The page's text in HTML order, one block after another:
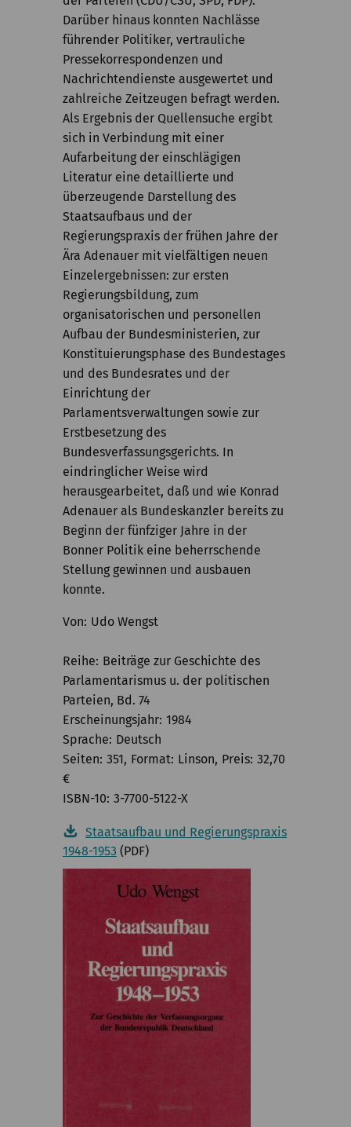
Darüber hinaus konnten Nachlässe
führender Politiker, vertrauliche
Pressekorrespondenzen und
Nachrichtendienste ausgewertet und
zahlreiche Zeitzeugen befragt werden.
Als Ergebnis der Quellensuche ergibt
sich in Verbindung mit einer
Aufarbeitung der einschlägigen
Literatur eine detaillierte und
überzeugende Darstellung des
Staatsaufbaus und der
Regierungspraxis der frühen Jahre der
Ära Adenauer mit vielfältigen neuen
Einzelergebnissen: zur ersten
Regierungsbildung, zum
organisatorischen und personellen
Aufbau der Bundesministerien, zur
Konstituierungsphase des Bundestages
und des Bundesrates und der
Einrichtung der
Parlamentsverwaltungen sowie zur
Erstbesetzung des
Bundesverfassungsgerichts. In
eindringlicher Weise wird
herausgearbeitet, daß und wie Konrad
Adenauer als Bundeskanzler bereits zu
Beginn der fünfziger Jahre in der
Bonner Politik eine beherrschende
Stellung gewinnen und ausbauen
konnte.
Von Udo Wengst
Reihe Beiträge zur Geschichte des
Parlamentarismus u. der politischen
Parteien, Bd. 74
Erscheinungsjahr 1984
Sprache Deutsch
Seiten 351 Format Linson Preis 32,70
€
ISBN-10 3-7700-5122-X
Staatsaufbau und Regierungspraxis
1948-1953 (PDF)